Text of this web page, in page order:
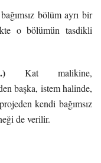
bölüm ayrı bir
o bölümün tasdikli
Kat malikine,
başka, istem halinde,
kendi bağımsız
de verilir.